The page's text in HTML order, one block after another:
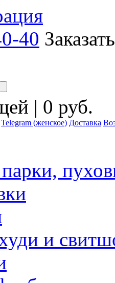
40
| 0 руб.
Telegram (женское) Доставка
и